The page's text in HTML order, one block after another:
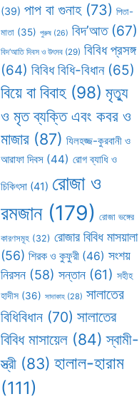
(39) পাপ বা গুনাহ(73) পিতা-
মাতা (35) পুরুষ (26) বিদ’আত(67)
বিদ’আতি দিবস ও উৎসব (29) বিবিধ প্রসঙ্গ
(64) বিবিধ বিধি-বিধান(65)
বিয়ে বা বিবাহ (98) মৃত্যু
ও মৃত ব্যক্তি এবং কবর ও
মাজার (87) যিলহজ্জ-কুরবানী ও
আরাফা দিবস (44) রোগ ব্যাধি ও
চিকিৎসা (41) রোজা ও
রমজান(179) রোজা ভঙ্গের
কারণসমূহ (32) রোজার বিবিধ মাসয়ালা
(56) শিরক ও কুফুরী (46) সংশয়
নিরসন (58) সন্তান (61) সহীহ
হাদীস (36) সাদাকাহ (28) সালাতের
বিধিবিধান (70) সালাতের
বিবিধ মাসায়েল (84) স্বামী-
স্ত্রী (83) হালাল-হারাম
(111)